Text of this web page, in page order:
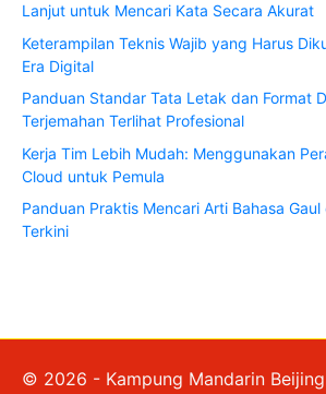
Lanjut untuk Mencari Kata Secara Akurat
Keterampilan Teknis Wajib yang Harus
Era Digital
Panduan Standar Tata Letak dan Format
Terjemahan Terlihat Profesional
Kerja Tim Lebih Mudah: Menggunakan
Cloud untuk Pemula
Panduan Praktis Mencari Arti Bahasa
Terkini
© 2026 - Kampung Mandarin